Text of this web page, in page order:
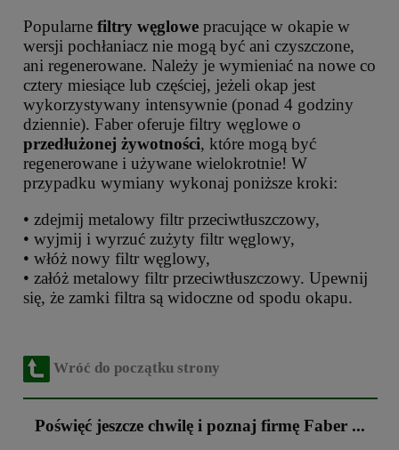
Popularne filtry węglowe pracujące w okapie w
wersji pochłaniacz nie mogą być ani czyszczone,
ani regenerowane. Należy je wymieniać na nowe co
cztery miesiące lub częściej, jeżeli okap jest
wykorzystywany intensywnie (ponad 4 godziny
dziennie). Faber oferuje filtry węglowe o
przedłużonej żywotności, które mogą być
regenerowane i używane wielokrotnie! W
przypadku wymiany wykonaj poniższe kroki:
• zdejmij metalowy filtr przeciwtłuszczowy,
• wyjmij i wyrzuć zużyty filtr węglowy,
• włóż nowy filtr węglowy,
• załóż metalowy filtr przeciwtłuszczowy. Upewnij
się, że zamki filtra są widoczne od spodu okapu.
Wróć do początku strony
Poświęć jeszcze chwilę i poznaj firmę Faber ...